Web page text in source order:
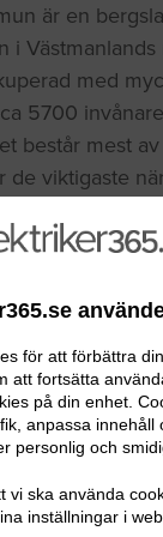
för att förbättra
att fortsätta
på din enhet.
anpassa innehåll
personlig och
vi ska använda
inställningar i
är en
i Västmanlands
med
5700
består mest
de viktigaste
FÖR